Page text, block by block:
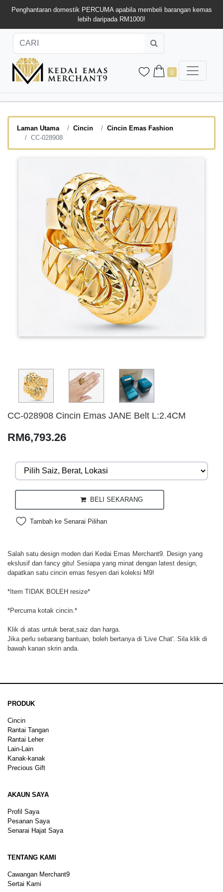
Penghantaran domestik PERCUMA apabila membeli barangan kemas
lebih daripada RM1000!
0
Laman Utama Cincin
Cincin Emas Fashion
CC-028908
CC-028908 Cincin Emas JANE Belt L:2.4CM
RM6,793.26
BELI SEKARANG
Tambah ke Senarai Pilihan
Salah satu design moden dari Kedai Emas Merchant9. Design yang
ekslusif dan fancy gitu! Sesiapa yang minat dengan latest design,
dapatkan satu cincin emas fesyen dari koleksi M9!
*Item TIDAK BOLEH resize*
*Percuma kotak cincin.*
Klik di atas untuk berat,saiz dan harga.
Jika perlu sebarang bantuan, boleh bertanya di 'Live Chat'. Sila klik di
bawah kanan skrin anda.
PRODUK
Cincin
Rantai Tangan
Rantai Leher
Lain-Lain
Kanak-kanak
Precious Gift
AKAUN SAYA
Profil Saya
Pesanan Saya
Senarai Hajat Saya
TENTANG KAMI
Cawangan Merchant9
Sertai Kami